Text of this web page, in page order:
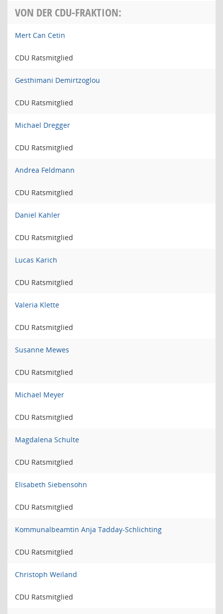
VON DER CDU-FRAKTION:
Mert Can Cetin
CDU Ratsmitglied
Gesthimani Demirtzoglou
CDU Ratsmitglied
Michael Dregger
CDU Ratsmitglied
Andrea Feldmann
CDU Ratsmitglied
Daniel Kahler
CDU Ratsmitglied
Lucas Karich
CDU Ratsmitglied
Valeria Klette
CDU Ratsmitglied
Susanne Mewes
CDU Ratsmitglied
Michael Meyer
CDU Ratsmitglied
Magdalena Schulte
CDU Ratsmitglied
Elisabeth Siebensohn
CDU Ratsmitglied
Kommunalbeamtin Anja Tadday-Schlichting
CDU Ratsmitglied
Christoph Weiland
CDU Ratsmitglied